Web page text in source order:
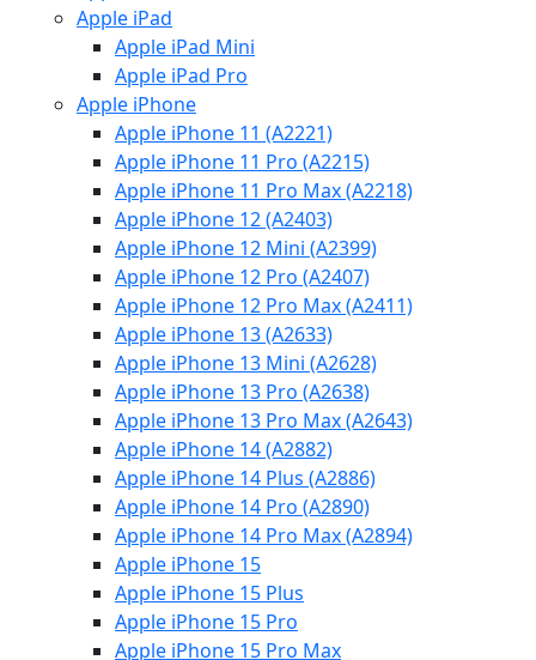
Apple iPad
Apple iPad Mini
Apple iPad Pro
Apple iPhone
Apple iPhone 11 (A2221)
Apple iPhone 11 Pro (A2215)
Apple iPhone 11 Pro Max (A2218)
Apple iPhone 12 (A2403)
Apple iPhone 12 Mini (A2399)
Apple iPhone 12 Pro (A2407)
Apple iPhone 12 Pro Max (A2411)
Apple iPhone 13 (A2633)
Apple iPhone 13 Mini (A2628)
Apple iPhone 13 Pro (A2638)
Apple iPhone 13 Pro Max (A2643)
Apple iPhone 14 (A2882)
Apple iPhone 14 Plus (A2886)
Apple iPhone 14 Pro (A2890)
Apple iPhone 14 Pro Max (A2894)
Apple iPhone 15
Apple iPhone 15 Plus
Apple iPhone 15 Pro
Apple iPhone 15 Pro Max